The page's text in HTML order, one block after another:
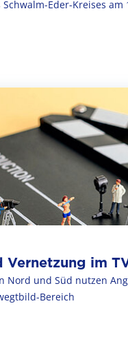
Eder-Kreises am
Vernetzung im
Nord und Süd nutzen
Bereich